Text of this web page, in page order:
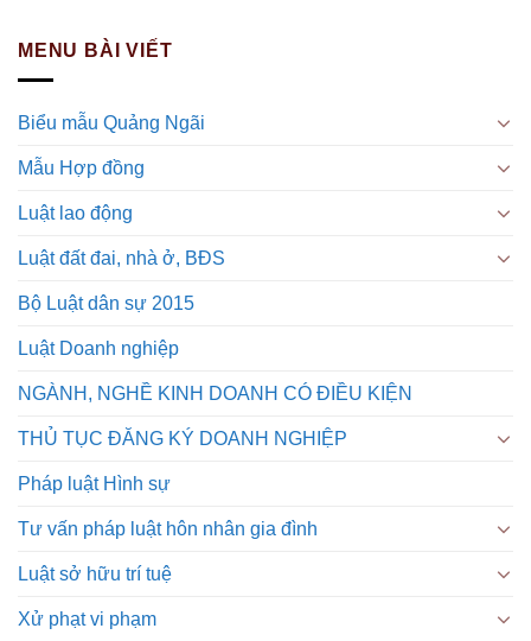
MENU BÀI VIẾT
Biểu mẫu Quảng Ngãi
Mẫu Hợp đồng
Luật lao động
Luật đất đai, nhà ở, BĐS
Bộ Luật dân sự 2015
Luật Doanh nghiệp
NGÀNH, NGHỀ KINH DOANH CÓ ĐIỀU KIỆN
THỦ TỤC ĐĂNG KÝ DOANH NGHIỆP
Pháp luật Hình sự
Tư vấn pháp luật hôn nhân gia đình
Luật sở hữu trí tuệ
Xử phạt vi phạm